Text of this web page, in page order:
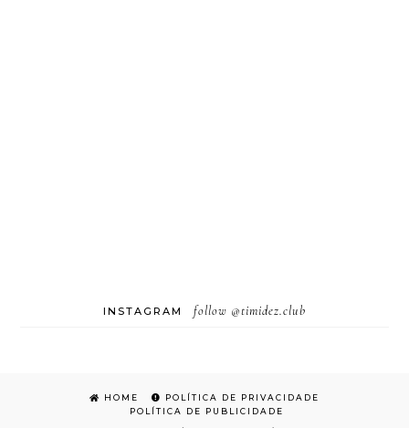
INSTAGRAM follow @timidez.club
HOME
POLÍTICA DE PRIVACIDADE
POLÍTICA DE PUBLICIDADE